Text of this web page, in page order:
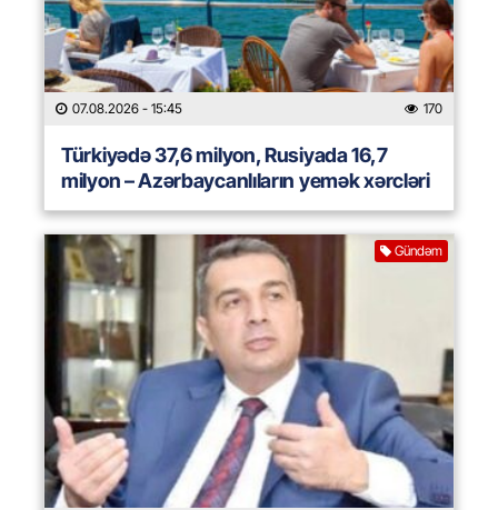
07.08.2026 - 15:45 170
Türkiyədə 37,6 milyon, Rusiyada 16,7
milyon – Azərbaycanlıların yemək xərcləri
Gündəm